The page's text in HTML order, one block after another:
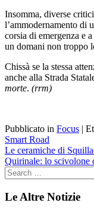
Insomma, diverse
l’ammodernamento di
corsia di emergenza e
un domani non troppo
Chissà se la stessa
anche alla Strada
morte. (rrm)
Pubblicato in Focus |
Smart Road
Navigazione
articoli
Le ceramiche di
Quirinale: lo scivolone
Le Altre Notizie